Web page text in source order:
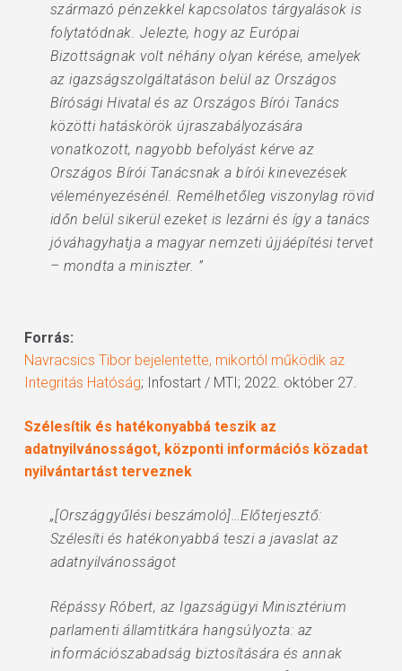
származó pénzekkel kapcsolatos tárgyalások is
folytatódnak. Jelezte, hogy az Európai
Bizottságnak volt néhány olyan kérése, amelyek
az igazságszolgáltatáson belül az Országos
Bírósági Hivatal és az Országos Bírói Tanács
közötti hatáskörök újraszabályozására
vonatkozott, nagyobb befolyást kérve az
Országos Bírói Tanácsnak a bírói kinevezések
véleményezésénél. Remélhetőleg viszonylag rövid
időn belül sikerül ezeket is lezárni és így a tanács
jóváhagyhatja a magyar nemzeti újjáépítési tervet
– mondta a miniszter. ”
Forrás:
Navracsics Tibor bejelentette, mikortól működik az
Integritás Hatóság; Infostart / MTI; 2022. október 27.
Szélesítik és hatékonyabbá teszik az
adatnyilvánosságot, központi információs közadat
nyilvántartást terveznek
„[Országgyűlési beszámoló]…Előterjesztő:
Szélesíti és hatékonyabbá teszi a javaslat az
adatnyilvánosságot
Répássy Róbert, az Igazságügyi Minisztérium
parlamenti államtitkára hangsúlyozta: az
információszabadság biztosítására és annak